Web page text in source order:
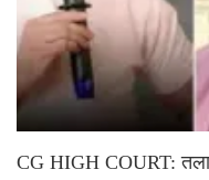
CG HIGH COURT: